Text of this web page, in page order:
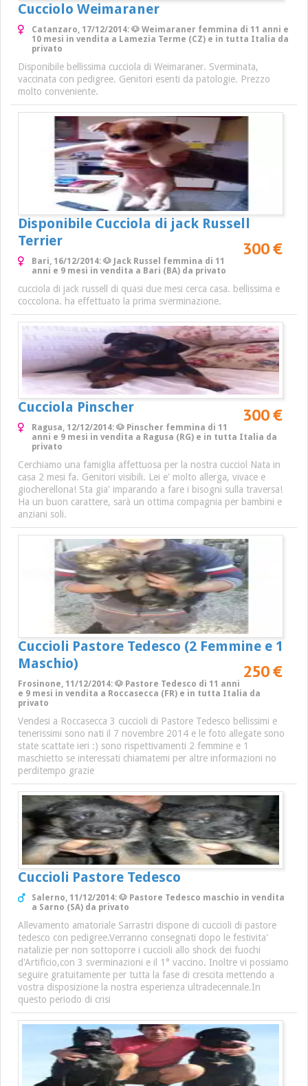
Cucciolo Weimaraner
Catanzaro, 17/12/2014: 🐶 Weimaraner femmina di 11 anni e
10 mesi in vendita a Lamezia Terme (CZ) e in tutta Italia da
privato
Disponibile bellissima cucciola di Weimaraner. Sverminata,
vaccinata con pedigree. Genitori esenti da patologie. Prezzo
molto conveniente.
Disponibile Cucciola di jack Russell
Terrier
300 €
Bari, 16/12/2014: 🐶 Jack Russel femmina di 11
anni e 9 mesi in vendita a Bari (BA) da privato
cucciola di jack russell di quasi due mesi cerca casa. bellissima e
coccolona. ha effettuato la prima sverminazione.
Cucciola Pinscher 300 €
Ragusa, 12/12/2014: 🐶 Pinscher femmina di 11
anni e 9 mesi in vendita a Ragusa (RG) e in tutta Italia da
privato
Cerchiamo una famiglia affettuosa per la nostra cucciol Nata in
casa 2 mesi fa. Genitori visibili. Lei e' molto allerga, vivace e
giocherellona! Sta gia' imparando a fare i bisogni sulla traversa!
Ha un buon carattere, sarà un ottima compagnia per bambini e
anziani soli.
Cuccioli Pastore Tedesco (2 Femmine e 1
Maschio)
250 €
Frosinone, 11/12/2014: 🐶 Pastore Tedesco di 11 anni
e 9 mesi in vendita a Roccasecca (FR) e in tutta Italia da
privato
Vendesi a Roccasecca 3 cuccioli di Pastore Tedesco bellissimi e
tenerissimi sono nati il 7 novembre 2014 e le foto allegate sono
state scattate ieri :) sono rispettivamenti 2 femmine e 1
maschietto se interessati chiamatemi per altre informazioni no
perditempo grazie
Cuccioli Pastore Tedesco
Salerno, 11/12/2014: 🐶 Pastore Tedesco maschio in vendita
a Sarno (SA) da privato
Allevamento amatoriale Sarrastri dispone di cuccioli di pastore
tedesco con pedigree.Verranno consegnati dopo le festivita'
natalizie per non sottoporre i cuccioli allo shock dei fuochi
d'Artificio,con 3 sverminazioni e il 1° vaccino. Inoltre vi possiamo
seguire gratuitamente per tutta la fase di crescita mettendo a
vostra disposizione la nostra esperienza ultradecennale.In
questo periodo di crisi